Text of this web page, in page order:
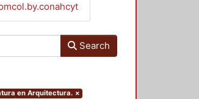
Search
en Arquitectura. ×